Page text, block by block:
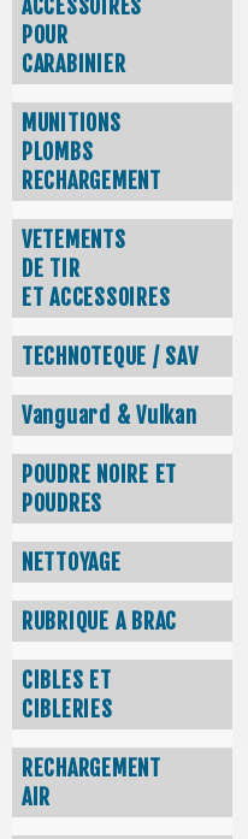
ACCESSOIRES
POUR
CARABINIER
MUNITIONS
PLOMBS
RECHARGEMENT
VETEMENTS
DE TIR
ET ACCESSOIRES
TECHNOTEQUE / SAV
Vanguard & Vulkan
POUDRE NOIRE ET
POUDRES
NETTOYAGE
RUBRIQUE A BRAC
CIBLES ET
CIBLERIES
RECHARGEMENT
AIR